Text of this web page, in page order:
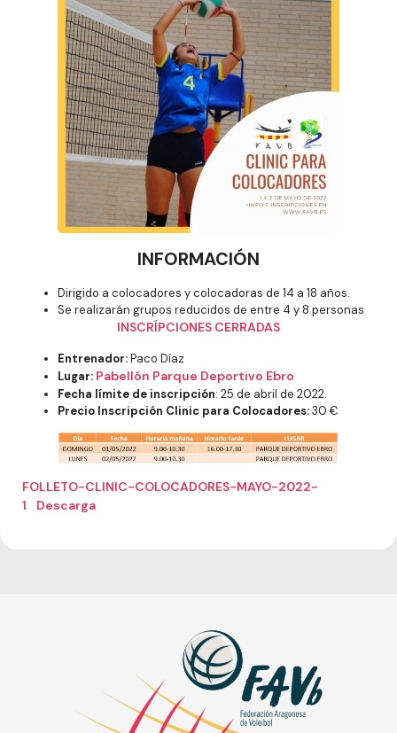
INFORMACIÓN
Dirigido a colocadores y colocadoras de 14 a 18 años.
Se realizarán grupos reducidos de entre 4 y 8 personas
INSCRÍPCIONES CERRADAS
Entrenador:Paco Díaz
Lugar: Pabellón Parque Deportivo Ebro
Fecha límite de inscripción: 25 de abril de 2022.
Precio Inscripción Clinic para Colocadores:30 €
FOLLETO-CLINIC-COLOCADORES-MAYO-2022-
1
Descarga